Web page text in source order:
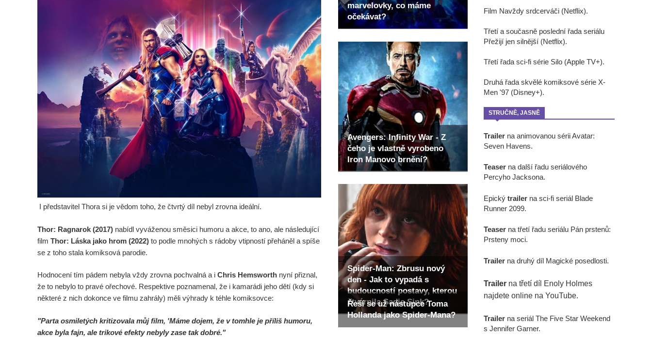
marvelovky, co máme
očekávat?
Avengers: Infinity War - Z
čeho je vlastně vyrobeno
Iron Manovo brnění?
Spider-Man: Zbrusu nový
den - Jak to vypadá s
budoucností postavy, kterou
ztvárnila Sadie Sink?
Řeší se už nástupce Toma
Hollanda jako Spider-Mana?
I představitel Thora si je vědom toho, že čtvrtý díl nebyl zrovna ideální.
Thor: Ragnarok (2017) nabídl vyváženou směsici humoru a akce, to ano, ale následující
film Thor: Láska jako hrom (2022) to podle mnohých s rádoby vtipností přeháněl a spíše
se z toho stala komiksová parodie.
Hodnocení tím pádem nebyla vždy zrovna pochvalná a i Chris Hemsworth nyní přiznal,
že to nebylo to pravé ořechové. Respektive poznamenal, že i kamarádi jeho dětí (kdy si
některé z nich dokonce ve filmu zahrály) měli výhrady k téhle komiksovce:
"Parta osmiletých kritizovala můj film, 'Máme dojem, že v tomhle je příliš humoru,
akce byla fajn, ale trikové efekty nebyly zase tak dobré."
Film Navždy srdcerváči (Netflix).
Třetí a současně poslední řada seriálu
Přežijí jen silnější (Netflix).
Třetí řada sci-fi série Silo (Apple TV+).
Druhá řada skvělé komiksové série X-
Men '97 (Disney+).
STRUČNĚ, JASNĚ
Trailer na animovanou sérii Avatar:
Seven Havens.
Teaser na další řadu seriálového
Percyho Jacksona.
Epický trailer na sci-fi seriál Blade
Runner 2099.
Teaser na třetí řadu seriálu Pán prstenů:
Prsteny moci.
Trailer na druhý díl Magické posedlosti.
Trailer na třetí díl Enoly Holmes
najdete online na YouTube.
Trailer na seriál The Five Star Weekend
s Jennifer Garner.